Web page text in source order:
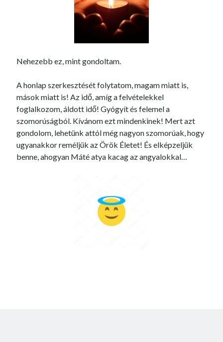
Nehezebb ez, mint gondoltam.
A honlap szerkesztését folytatom, magam miatt is,
mások miatt is! Az idő, amíg a felvételekkel
foglalkozom, áldott idő! Gyógyít és felemel a
szomorúságból. Kívánom ezt mindenkinek! Mert azt
gondolom, lehetünk attól még nagyon szomorúak, hogy
ugyanakkor reméljük az Örök Életet! És elképzeljük
benne, ahogyan Máté atya kacag az angyalokkal…